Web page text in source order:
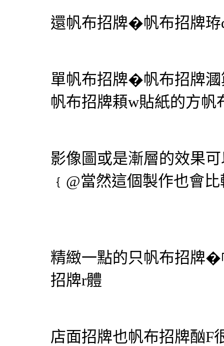
還帆布招牌�帆布招牌
單帆布招牌�帆布招牌
帆布招牌頛w貼紙的方帆
影像圖或是漸層的效果
﹛@當然這個製作也會
精緻一點的只帆布招牌�
招牌r體
店面招牌也帆布招牌酗F